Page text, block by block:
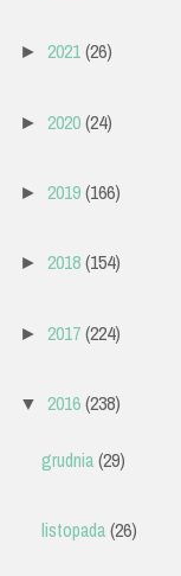
► 2021(26)
► 2020(24)
► 2019(166)
► 2018(154)
► 2017(224)
▼ 2016(238)
grudnia(29)
listopada(26)